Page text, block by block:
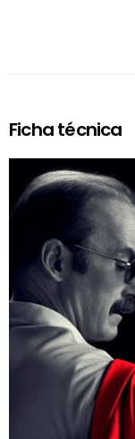
Ficha técnica